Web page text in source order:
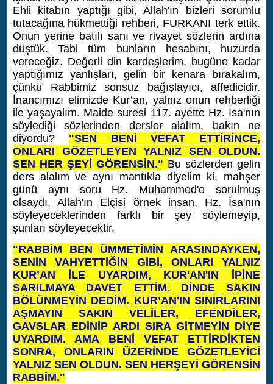
Ehli kitabın yaptığı gibi, Allah'ın bizleri sorumlu
tutacağına hükmettiği rehberi, FURKANI terk ettik.
Onun yerine batılı sanı ve rivayet sözlerin ardına
düştük. Tabi tüm bunların hesabını, huzurda
vereceğiz. Değerli din kardeşlerim, bugüne kadar
yaptığımız yanlışları, gelin bir kenara bırakalım,
çünkü Rabbimiz sonsuz bağışlayıcı, affedicidir.
İnancımızı elimizde Kur’an, yalnız onun rehberliği
ile yaşayalım. Maide suresi 117. ayette Hz. İsa'nın
söylediği sözlerinden dersler alalım, bakın ne
diyordu? "SEN BENİ VEFAT ETTİRİNCE,
ONLARI GÖZETLEYEN YALNIZ SEN OLDUN.
SEN HER ŞEYİ GÖRENSİN." Bu sözlerden gelin
ders alalım ve aynı mantıkla diyelim ki, mahşer
günü aynı soru Hz. Muhammed'e sorulmuş
olsaydı, Allah'ın Elçisi örnek insan, Hz. İsa'nın
söyleyeceklerinden farklı bir şey söylemeyip,
şunları söyleyecektir.
"RABBİM BEN ÜMMETİMİN ARASINDAYKEN,
SENİN VAHYETTİĞİN GİBİ, ONLARI YALNIZ
KUR’AN İLE UYARDIM, KUR'AN'IN İPİNE
SARILMAYA DAVET ETTİM. DİNDE SAKIN
BÖLÜNMEYİN DEDİM. KUR’AN'IN SINIRLARINI
AŞMAYIN SAKIN VELİLER, EFENDİLER,
GAVSLAR EDİNİP ARDI SIRA GİTMEYİN DİYE
UYARDIM. AMA BENİ VEFAT ETTİRDİKTEN
SONRA, ONLARIN ÜZERİNDE GÖZETLEYİCİ
YALNIZ SEN OLDUN. SEN HERŞEYİ GÖRENSİN
RABBİM."